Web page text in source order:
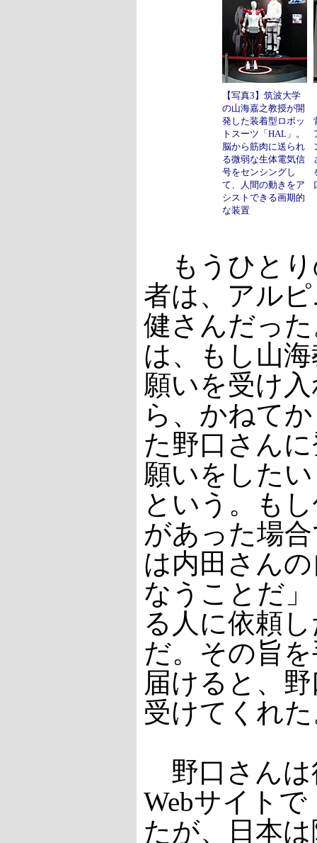
【写真3】筑波大学
の山海嘉之教授が開
発した装着型ロボッ
トスーツ「HAL」。
脳から筋肉に送られ
る微弱な生体電気信
号をセンシングし
て、人間の動きをア
シストできる画期的
な装置
もうひとり
者は、アル
健さんだっ
は、もし山
願いを受け
ら、かねて
た野口さん
願いをした
という。も
があった場
は内田さん
なうことだ
る人に依頼
だ。その旨
届けると、
受けてくれ
野口さんは
Webサイト
たが、日本